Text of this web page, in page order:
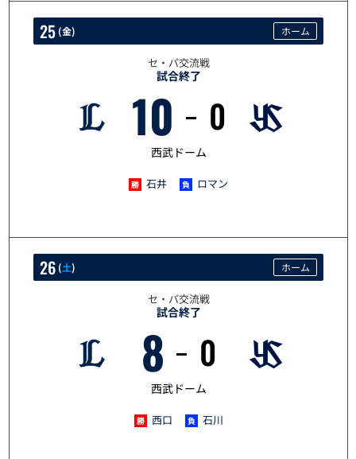
5/25
25 (金) ホーム
セ・パ交流戦
試合終了
10 0
西武ドーム
石井 ロマン
5/26
26 (土) ホーム
セ・パ交流戦
試合終了
8 0
西武ドーム
西口 石川